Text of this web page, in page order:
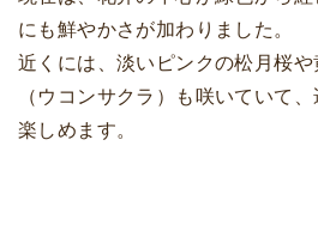
にも鮮やかさが加わりました。
近くには、淡いピンクの松月桜
（ウコンサクラ）も咲いていて
楽しめます。